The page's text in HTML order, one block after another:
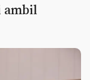
ambil